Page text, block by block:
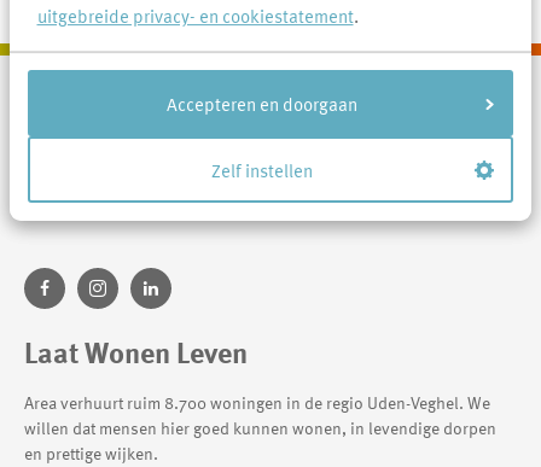
uitgebreide privacy- en cookiestatement.
Accepteren en doorgaan
Zelf instellen
Contactinformatie
Area
info@areawonen.nl
Laat Wonen Leven
Area verhuurt ruim 8.700 woningen in de regio Uden-Veghel. We
willen dat mensen hier goed kunnen wonen, in levendige dorpen
en prettige wijken.